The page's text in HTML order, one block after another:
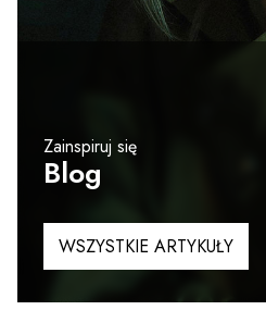
Zainspiruj się
Blog
WSZYSTKIE ARTYKUŁY